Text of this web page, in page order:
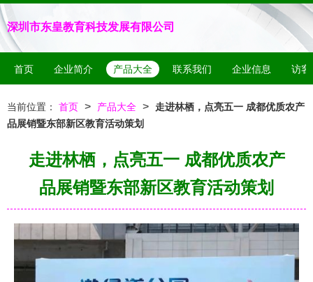
深圳市东皇教育科技发展有限公司
首页 企业简介 产品大全 联系我们 企业信息 访客
当前位置： 首页 > 产品大全 >
走进林栖，点亮五一 成都优质农产
品展销暨东部新区教育活动策划
走进林栖，点亮五一 成都优质农产
品展销暨东部新区教育活动策划